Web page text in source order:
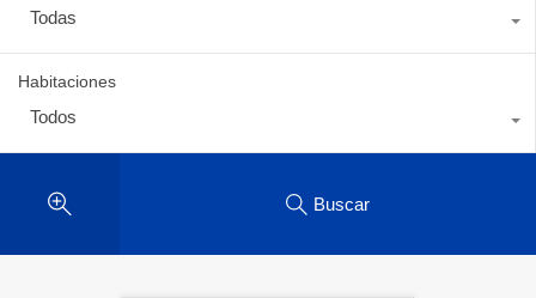
Todas
Habitaciones
Todos
Buscar